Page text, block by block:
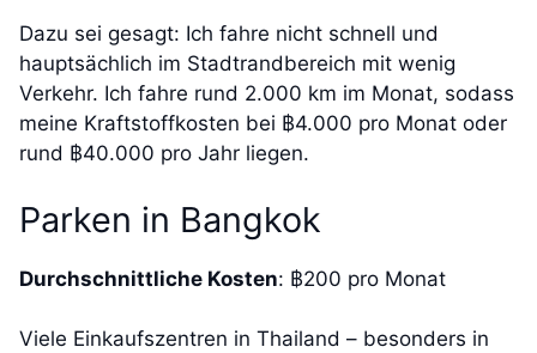
Dazu sei gesagt: Ich fahre nicht schnell und
hauptsächlich im Stadtrandbereich mit wenig
Verkehr. Ich fahre rund 2.000 km im Monat, sodass
meine Kraftstoffkosten bei ฿4.000 pro Monat oder
rund ฿40.000 pro Jahr liegen.
Parken in Bangkok
Durchschnittliche Kosten: ฿200 pro Monat
Viele Einkaufszentren in Thailand – besonders in